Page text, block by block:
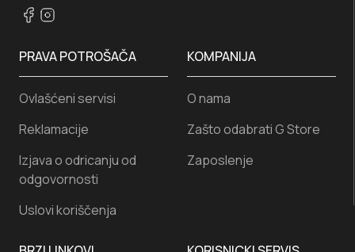
PRAVA POTROŠAČA
Ovlašćeni servisi
Reklamacije
Izjava o odricanju od
odgovornosti
Uslovi koriščenja
KOMPANIJA
O nama
Zašto odabrati G Store
Zaposlenje